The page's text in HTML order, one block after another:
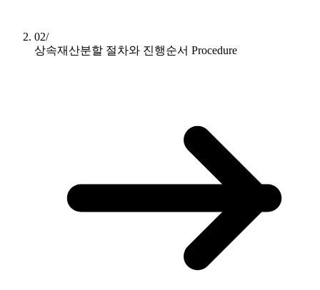
02/
상속재산분할 절차와 진행순서 Procedure